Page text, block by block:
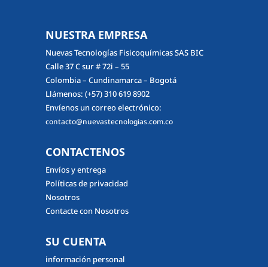
NUESTRA EMPRESA
Nuevas Tecnologías Fisicoquímicas SAS BIC
Calle 37 C sur # 72i – 55
Colombia – Cundinamarca – Bogotá
Llámenos: (+57) 310 619 8902
Envíenos un correo electrónico:
contacto@nuevastecnologias.com.co
CONTACTENOS
Envíos y entrega
Políticas de privacidad
Nosotros
Contacte con Nosotros
SU CUENTA
información personal